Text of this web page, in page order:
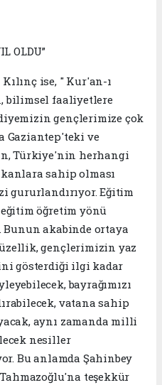
OLDU”
ise, " Kur'an-ı
bilimsel faaliyetlere
gençlerimize çok
Gaziantep'teki ve
Türkiye'nin herhangi
sahip olması
gururlandırıyor. Eğitim
eğitim öğretim yönü
Bunun akabinde ortaya
gençlerimizin yaz
gösterdiği ilgi kadar
bayrağımızı
vatana sahip
aynı zamanda milli
nesiller
Bu anlamda Şahinbey
teşekkür